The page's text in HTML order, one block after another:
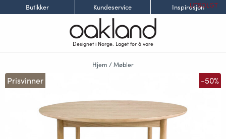
Butikker Kundeservice Inspirasjon
Designet i Norge. Laget for å vare
Hjem /Møbler
Prisvinner -50%
UTSOLGT